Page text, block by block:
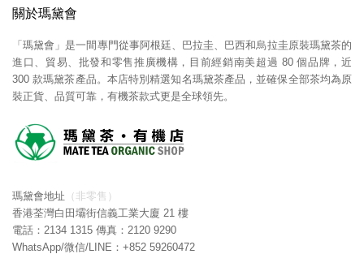
關於瑪黛會
「瑪黛會」是一間專門從事阿根廷、巴拉圭、巴西和烏拉圭原裝瑪黛茶的
進口、貿易、批發和零售推廣機構，目前經銷南美超過 80 個品牌，近
300 款瑪黛茶產品。本店特別精選知名瑪黛茶產品，並確保全部茶均為原
裝正貨、品質可靠，有機茶款式更是全球領先。
瑪黛會地址 （非零售）
香港荃灣白田壩街信義工業大廈 21 樓
電話：2134 1315 傳真：2120 9290
WhatsApp/微信/LINE：+852 59260472